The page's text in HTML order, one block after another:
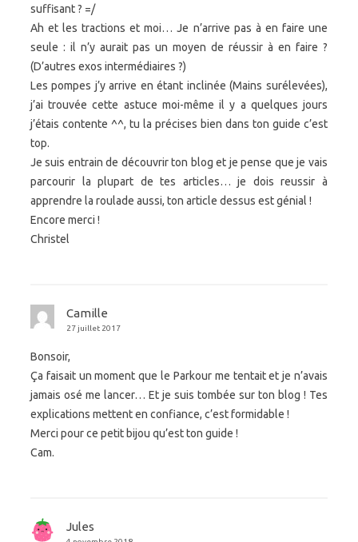
suffisant ? =/
Ah et les tractions et moi… Je n’arrive pas à en faire une
seule : il n’y aurait pas un moyen de réussir à en faire ?
(D’autres exos intermédiaires ?)
Les pompes j’y arrive en étant inclinée (Mains surélevées),
j’ai trouvée cette astuce moi-même il y a quelques jours
j’étais contente ^^, tu la précises bien dans ton guide c’est
top.
Je suis entrain de découvrir ton blog et je pense que je vais
parcourir la plupart de tes articles… je dois reussir à
apprendre la roulade aussi, ton article dessus est génial !
Encore merci !
Christel
Camille
27 juillet 2017
Bonsoir,
Ça faisait un moment que le Parkour me tentait et je n’avais
jamais osé me lancer… Et je suis tombée sur ton blog ! Tes
explications mettent en confiance, c’est formidable !
Merci pour ce petit bijou qu’est ton guide !
Cam.
Jules